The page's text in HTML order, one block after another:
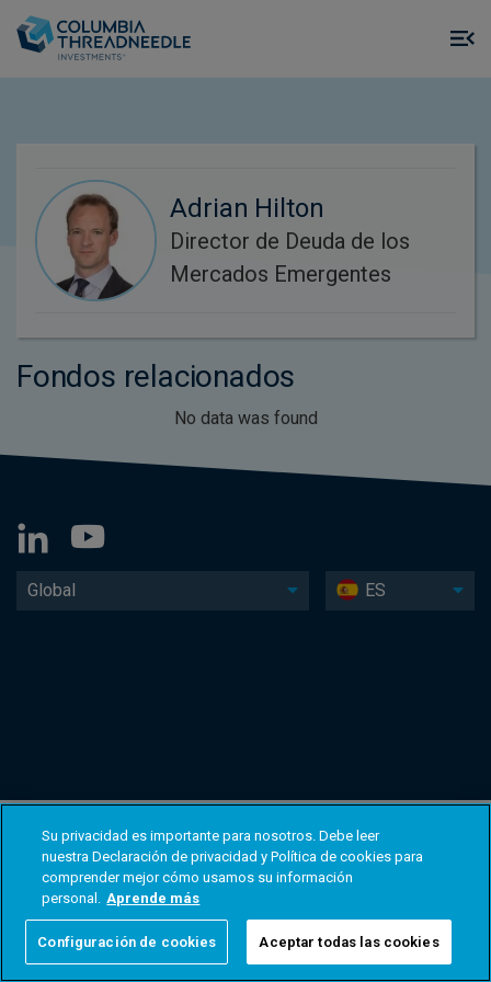
Adrian Hilton
Director de Deuda de los
Mercados Emergentes
Fondos relacionados
No data was found
Global ES
Su privacidad es importante para nosotros. Debe leer
nuestra Declaración de privacidad y Política de cookies para
comprender mejor cómo usamos su información
personal. Aprende más
Configuración de cookies Aceptar todas las cookies